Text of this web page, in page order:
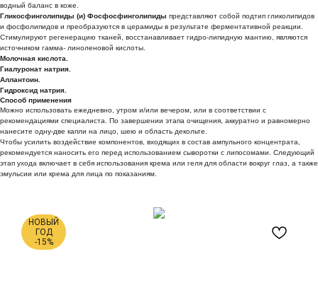
водный баланс в коже.
Гликосфинголипиды (и) Фосфосфинголипиды представляют собой подтип гликолипидов
и фосфолипидов и преобразуются в церамиды в результате ферментативной реакции.
Стимулируют регенерацию тканей, восстанавливает гидро-липидную мантию, являются
источником гамма- линоленовой кислоты.
Молочная кислота.
Гиалуронат натрия.
Аллантоин.
Гидроксид натрия.
Способ применения
Можно использовать ежедневно, утром и/или вечером, или в соответствии с
рекомендациями специалиста. По завершении этапа очищения, аккуратно и равномерно
нанесите одну-две капли на лицо, шею и область декольте.
Чтобы усилить воздействие компонентов, входящих в состав ампульного концентрата,
рекомендуется наносить его перед использованием сыворотки с липосомами. Следующий
этап ухода включает в себя использования крема или геля для области вокруг глаз, а также
эмульсии или крема для лица по показаниям.
НОВЫЙ
ГОД
-15%